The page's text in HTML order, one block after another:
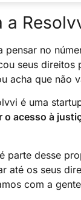
alinhados
Se precisar
opte pelo
a
a
pensar no
seus direitos
acha que não
é uma
o acesso à
parte desse
até os seus
com a